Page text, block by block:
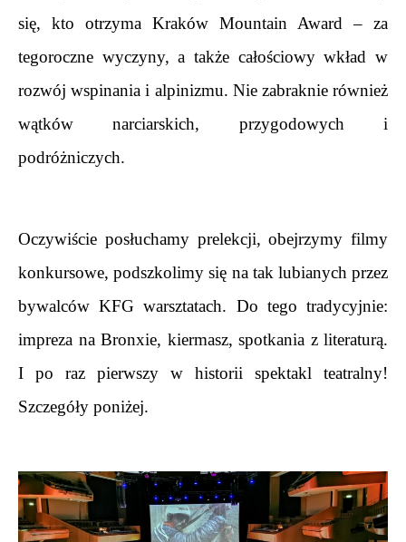
się, kto otrzyma Kraków Mountain Award – za
tegoroczne wyczyny, a także całościowy wkład w
rozwój wspinania i alpinizmu. Nie zabraknie również
wątków narciarskich, przygodowych i
podróżniczych.
Oczywiście posłuchamy prelekcji, obejrzymy filmy
konkursowe, podszkolimy się na tak lubianych przez
bywalców KFG warsztatach. Do tego tradycyjnie:
impreza na Bronxie, kiermasz, spotkania z literaturą.
I po raz pierwszy w historii spektakl teatralny!
Szczegóły poniżej.